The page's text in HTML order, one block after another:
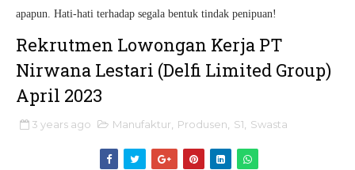
apapun. Hati-hati terhadap segala bentuk tindak penipuan!
Rekrutmen Lowongan Kerja PT
Nirwana Lestari (Delfi Limited Group)
April 2023
3 years ago Manufaktur Produsen S1 Swasta